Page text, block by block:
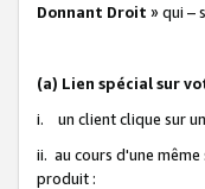
Donnant Droit » qui –
(a) Lien spécial sur
i. un client clique sur
ii. au cours d'une
produit :